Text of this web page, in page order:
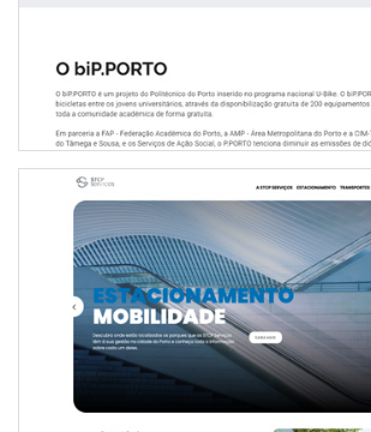
WEBSITE INSTITUCIONAL DA STCP
INTERNET